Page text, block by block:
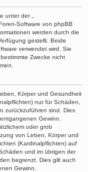
unter der „
Software von phpBB
werden durch die
gestellt. Beide
verwendet wird. Sie
Zwecke nicht
Körper und Gesundheit
nur für Schäden,
zurückzuführen sind. Dies
Gewinn.
oder grob
von Leben, Körper und
(Kardinalpflichten) auf
und im übrigen der
begrenzt. Dies gilt auch
Gewinn.